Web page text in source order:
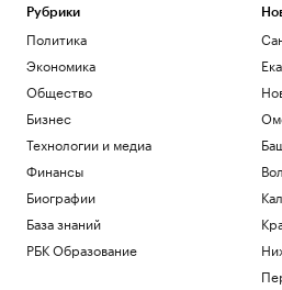
Рубрики
Политика
Экономика
Общество
Бизнес
Технологии и медиа
Финансы
Биографии
База знаний
РБК Образование